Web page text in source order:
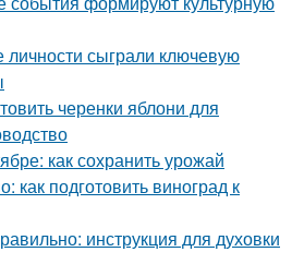
личности сыграли ключевую
черенки яблони для
как сохранить урожай
как подготовить виноград к
инструкция для духовки